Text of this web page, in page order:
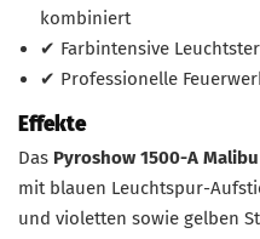
kombiniert
✔ Farbintensive
✔ Professionelle
Effekte
Das Pyroshow 1500-A
mit blauen Leuchtspur-
und violetten sowie gelben